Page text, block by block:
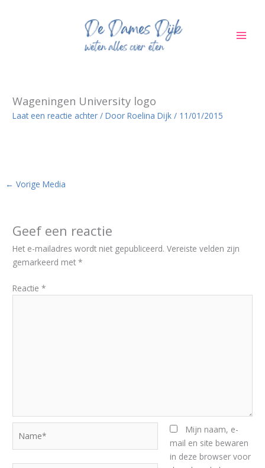
Wageningen University logo
Laat een reactie achter / DoorRoelina Dijk/ 11/01/2015
← Vorige Media
Geef een reactie
Het e-mailadres wordt niet gepubliceerd. Vereiste velden zijn
gemarkeerd met*
Reactie*
Mijn naam, e-
mail en site bewaren
in deze browser voor